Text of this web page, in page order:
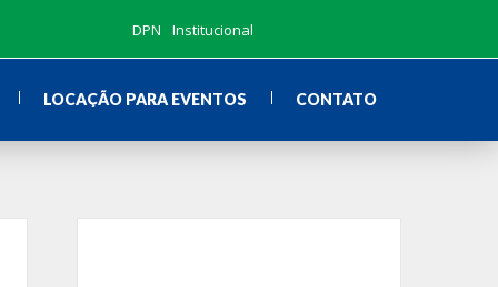
DPN Institucional
LOCAÇÃO PARA EVENTOS CONTATO